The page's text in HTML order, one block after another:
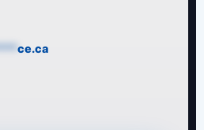
ce.ca